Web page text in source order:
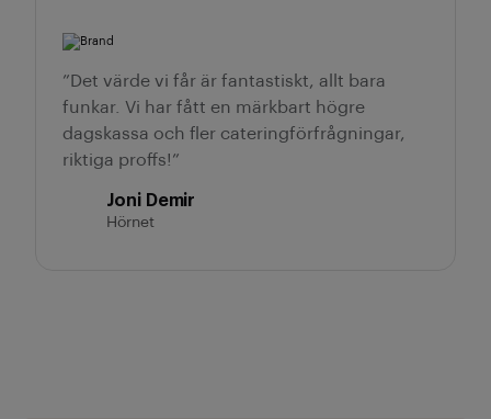
”Det värde vi får är fantastiskt, allt bara
funkar. Vi har fått en märkbart högre
dagskassa och fler cateringförfrågningar,
riktiga proffs!”
Joni Demir
Hörnet